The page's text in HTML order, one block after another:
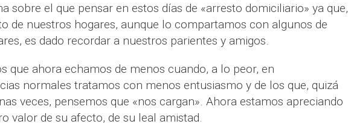
sobre el que pensar en estos días de «arresto domiciliario» ya que,
de nuestros hogares, aunque lo compartamos con algunos de
es dado recordar a nuestros parientes y amigos.
que ahora echamos de menos cuando, a lo peor, en
normales tratamos con menos entusiasmo y de los que, quizá
veces, pensemos que «nos cargan». Ahora estamos apreciando
valor de su afecto, de su leal amistad.